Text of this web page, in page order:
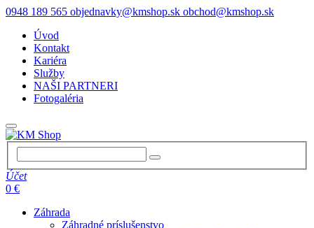
0948 189 565 objednavky@kmshop.sk obchod@kmshop.sk
Úvod
Kontakt
Kariéra
Služby
NAŠI PARTNERI
Fotogaléria
Účet
0 €
Záhrada
Záhradné príslušenstvo